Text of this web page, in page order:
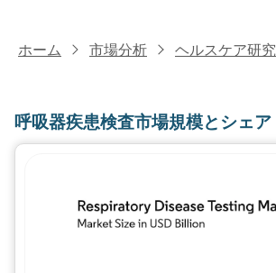
ホーム 市場分析 ヘルスケア研究
呼吸器疾患検査市場規模とシェア